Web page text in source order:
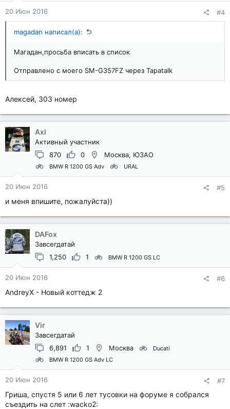
20 Июн 2016 #4
magadan написал(а):
Магадан,просьба вписать в список
Отправлено с моего SM-G357FZ через Tapatalk
Алексей, 303 номер
Axl
Активный участник
870
0 Москва, ЮЗАО
BMW R 1200 GS Adv URAL
20 Июн 2016 #5
и меня впишите, пожалуйста))
DAFox
Завсегдатай
1,250
1 BMW R 1200 GS LC
20 Июн 2016 #6
AndreyX - Новый коттедж 2
Vir
Завсегдатай
6,891
1 Москва
Ducati
BMW R 1200 GS Adv LC
20 Июн 2016 #7
Гриша, спустя 5 или 6 лет тусовки на форуме я собрался
съездить на слет :wacko2: